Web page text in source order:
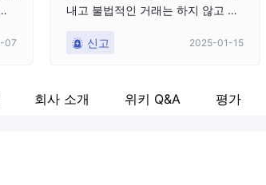
07
내고 불법적인 거래는 하지 않고 있
요. 하루에 10번 미만으로 거래해요.
도에서는 출금이 불가능했어요. 여
신고 2025-01-15
회사 소개 위키 Q&A 평가